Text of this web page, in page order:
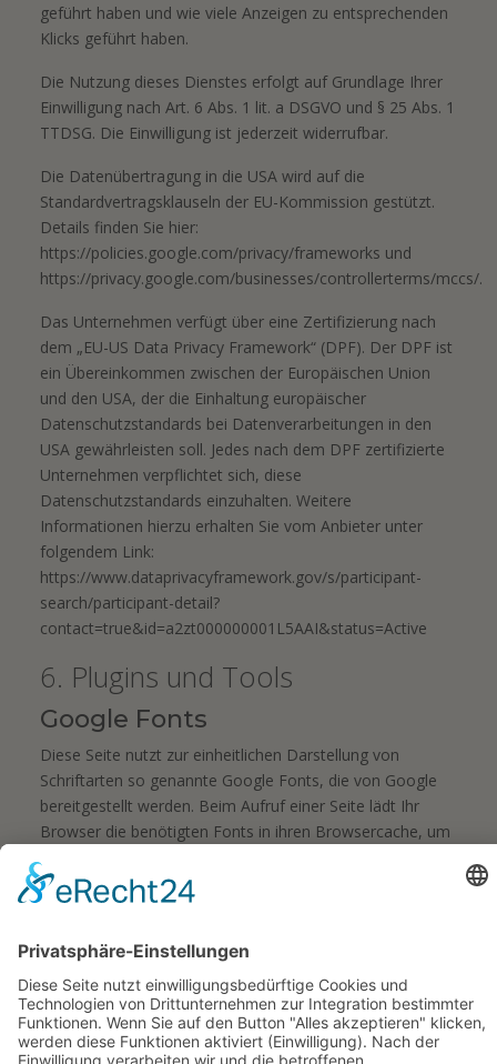
geführt haben und wie viele Anzeigen zu entsprechenden
Klicks geführt haben.
Die Nutzung dieses Dienstes erfolgt auf Grundlage Ihrer
Einwilligung nach Art. 6 Abs. 1 lit. a DSGVO und § 25 Abs. 1
TTDSG. Die Einwilligung ist jederzeit widerrufbar.
Die Datenübertragung in die USA wird auf die
Standardvertragsklauseln der EU-Kommission gestützt.
Details finden Sie hier:
https://policies.google.com/privacy/frameworks und
https://privacy.google.com/businesses/controllerterms/mccs/.
Das Unternehmen verfügt über eine Zertifizierung nach
dem „EU-US Data Privacy Framework“ (DPF). Der DPF ist
ein Übereinkommen zwischen der Europäischen Union
und den USA, der die Einhaltung europäischer
Datenschutzstandards bei Datenverarbeitungen in den
USA gewährleisten soll. Jedes nach dem DPF zertifizierte
Unternehmen verpflichtet sich, diese
Datenschutzstandards einzuhalten. Weitere
Informationen hierzu erhalten Sie vom Anbieter unter
folgendem Link:
https://www.dataprivacyframework.gov/s/participant-
search/participant-detail?
contact=true&id=a2zt000000001L5AAI&status=Active
6. Plugins und Tools
Google Fonts
Diese Seite nutzt zur einheitlichen Darstellung von
Schriftarten so genannte Google Fonts, die von Google
bereitgestellt werden. Beim Aufruf einer Seite lädt Ihr
Browser die benötigten Fonts in ihren Browsercache, um
Zu diesem Zweck muss der von Ihnen verwendete
aufnehmen. Hierdurch erlangt Google Kenntnis darüber,
dass über Ihre IP-Adresse diese Website aufgerufen
wurde. Die Nutzung von Google Fonts erfolgt auf
Grundlage von Art. 6 Abs. 1 lit. f DSGVO. Der
Websitebetreiber hat ein berechtigtes Interesse an der